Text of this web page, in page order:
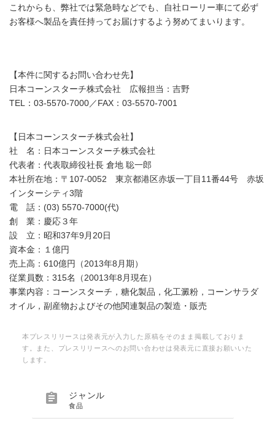
これからも、弊社では緊急時などでも、自社ローリー車にて必ず
お客様へ製品を責任持ってお届けするよう努めてまいります。
【本件に関するお問い合わせ先】
日本コーンスターチ株式会社 広報担当：吉野
TEL：03-5570-7000／FAX：03-5570-7001
【日本コーンスターチ株式会社】
社 名：日本コーンスターチ株式会社
代表者：代表取締役社長 倉地 聡一郎
本社所在地：〒107-0052 東京都港区赤坂一丁目11番44号 赤坂
インターシティ3階
電 話：(03) 5570-7000(代)
創 業：慶応３年
設 立：昭和37年9月20日
資本金：１億円
売上高：610億円（2013年8月期）
従業員数：315名（20013年8月現在）
事業内容：コーンスターチ，糖化製品，化工澱粉，コーンサラダ
オイル，副産物およびその他関連製品の製造・販売
本プレスリリースは発表元が入力した原稿をそのまま掲載しておりま
す。また、プレスリリースへのお問い合わせは発表元に直接お願いいた
します。
 ジャンル
食品